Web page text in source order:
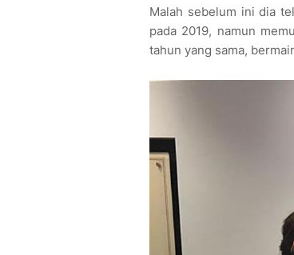
Malah sebelum ini dia
pada 2019, namun
tahun yang sama,